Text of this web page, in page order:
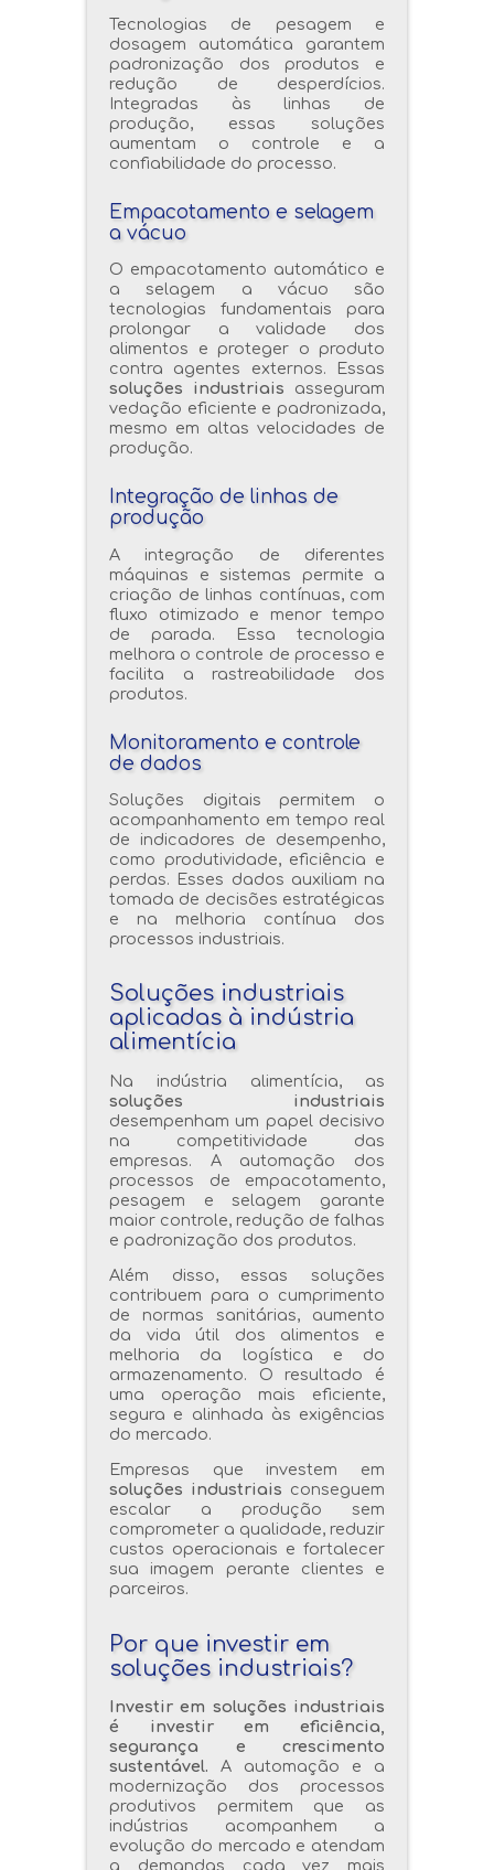
Tecnologias de pesagem e
dosagem automática garantem
padronização dos produtos e
redução de desperdícios.
Integradas às linhas de
produção, essas soluções
aumentam o controle e a
confiabilidade do processo.
Empacotamento e selagem
a vácuo
O empacotamento automático e
a selagem a vácuo são
tecnologias fundamentais para
prolongar a validade dos
alimentos e proteger o produto
contra agentes externos. Essas
soluções industriais asseguram
vedação eficiente e padronizada,
mesmo em altas velocidades de
produção.
Integração de linhas de
produção
A integração de diferentes
máquinas e sistemas permite a
criação de linhas contínuas, com
fluxo otimizado e menor tempo
de parada. Essa tecnologia
melhora o controle de processo e
facilita a rastreabilidade dos
produtos.
Monitoramento e controle
de dados
Soluções digitais permitem o
acompanhamento em tempo real
de indicadores de desempenho,
como produtividade, eficiência e
perdas. Esses dados auxiliam na
tomada de decisões estratégicas
e na melhoria contínua dos
processos industriais.
Soluções industriais
aplicadas à indústria
alimentícia
Na indústria alimentícia, as
soluções industriais
desempenham um papel decisivo
na competitividade das
empresas. A automação dos
processos de empacotamento,
pesagem e selagem garante
maior controle, redução de falhas
e padronização dos produtos.
Além disso, essas soluções
contribuem para o cumprimento
de normas sanitárias, aumento
da vida útil dos alimentos e
melhoria da logística e do
armazenamento. O resultado é
uma operação mais eficiente,
segura e alinhada às exigências
do mercado.
Empresas que investem em
soluções industriais conseguem
escalar a produção sem
comprometer a qualidade, reduzir
custos operacionais e fortalecer
sua imagem perante clientes e
parceiros.
Por que investir em
soluções industriais?
Investir em soluções industriais
é investir em eficiência,
segurança e crescimento
sustentável. A automação e a
modernização dos processos
produtivos permitem que as
indústrias acompanhem a
evolução do mercado e atendam
a demandas cada vez mais